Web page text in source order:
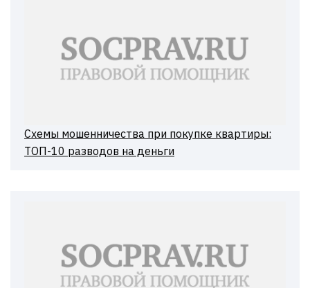
Схемы мошенничества при покупке квартиры:
ТОП-10 разводов на деньги